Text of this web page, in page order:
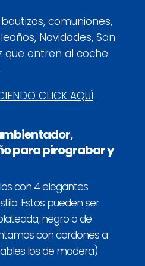
bautizos, comuniones,
Navidades, San
que entren al coche
CLICK AQUÍ
para pirograbar y
con 4 elegantes
Estos pueden ser
negro o de
con cordones a
los de madera)